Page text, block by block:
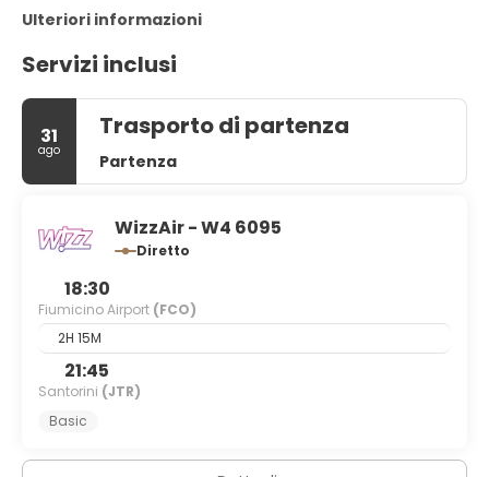
Ulteriori informazioni
Servizi inclusi
31
ago
Trasporto di partenza
Partenza
WizzAir - W4 6095
Diretto
18:30
Fiumicino Airport (FCO)
2H 15M
21:45
Santorini (JTR)
Basic